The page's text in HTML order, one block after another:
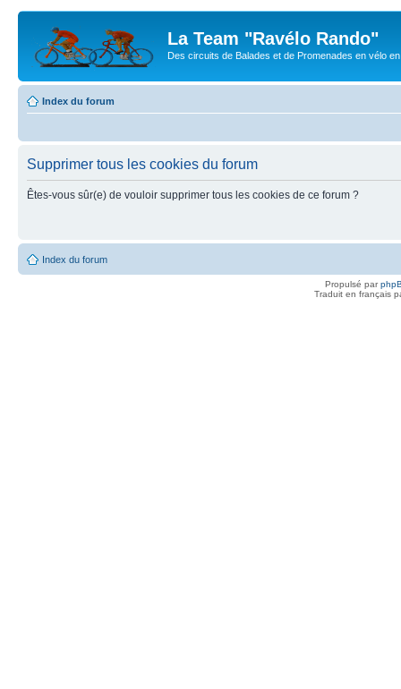
La Team "Ravélo Rando"
Des circuits de Balades et de Promenades en vélo
Index du forum
Supprimer tous les cookies du forum
Êtes-vous sûr(e) de vouloir supprimer tous les cookies de ce forum ?
Index du forum
Propulsé par
Traduit en français